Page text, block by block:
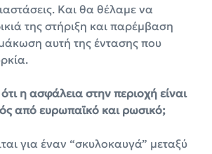
Και θα θέλαμε να
της στήριξη και παρέμβαση
αυτή της έντασης που
ότι η ασφάλεια στην περιοχή είναι
από ευρωπαϊκό και ρωσικό;
για έναν “σκυλοκαυγά” μεταξύ